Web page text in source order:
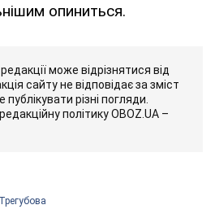
опиниться.
може відрізнятися від
сайту не відповідає за зміст
публікувати різні погляди.
політику OBOZ.UA –